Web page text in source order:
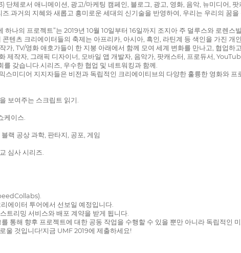
단체로서 애니메이션, 광고/마케팅 캠페인, 블로그, 광고, 영화, 음악, 뉴미디어,
.과거의 지혜와 새롭고 흥미로운 세대의 신기술을 반영하여, 우리는 우리의 꿈
하나의 프로젝트”는 2019년 10월 10일부터 16일까지 조지아 주 덜루스와 로렌
텐츠 크리에이터들의 축제는 아프리카, 아시아, 흑인, 라틴계 등 색인을 가진
가, TV/영화 애호가들이 한 지붕 아래에서 함께 모여 세계 변화를 만나고, 협업
제작자, 그래픽 디자이너, 모바일 앱 개발자, 음악가, 팟캐스터, 프로듀서,
갖습니다.시리즈, 우수한 협업 및 네트워킹과 함께.
스미디어 지지자들은 비전과 독립적인 크리에이티브의 다양한 훌륭한 영화와 프
보여주는 스크립트 읽기.
케이스.
랙 공상 과학, 판타지, 공포, 게임
심사 시리즈.
에이터 투어에서 선보일 예정입니다.
리밍 서비스와 배포 계약을 받게 됩니다.
통해 향후 프로젝트에 대한 공동 작업을 수행할 수 있을 뿐만 아니라 독립적인
울 것입니다!지금 UMF 2019에 제출하세요!